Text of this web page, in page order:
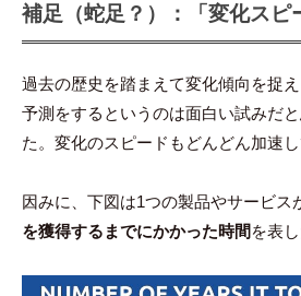
補足（蛇足？）：「変化スピ
過去の歴史を踏まえて変化傾向を捉
予測をするというのは面白い試みだ
た。変化のスピードもどんどん加速し
因みに、下図は1つの製品やサービス
を獲得するまでにかかった時間 を表